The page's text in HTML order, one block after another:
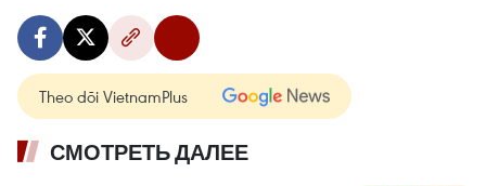
Theo dõi VietnamPlus
СМОТРЕТЬ ДАЛЕЕ